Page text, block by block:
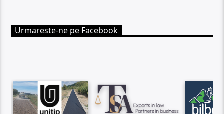
Urmareste-ne pe Facebook